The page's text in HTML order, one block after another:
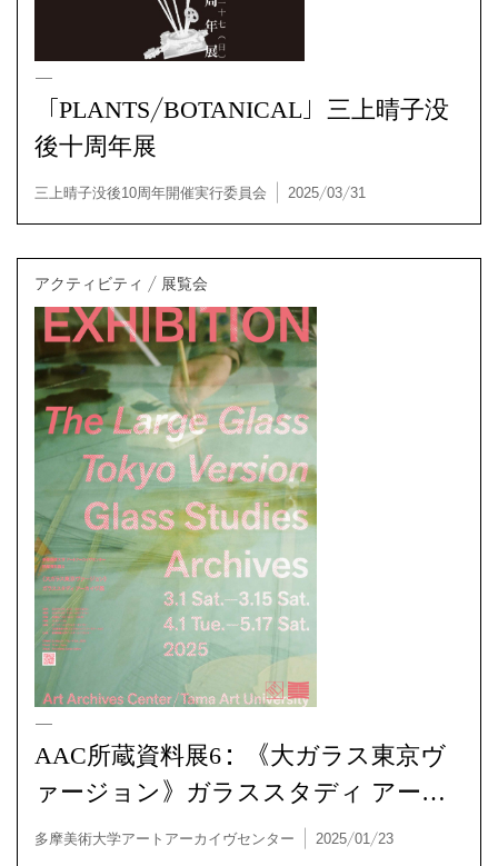
多摩美術大学アートアーカイヴセンター | 2025/04/07
「PLANTS/BOTANICAL」三上晴子没
後十周年展
アクティビティ / 展覧会
AAC所蔵資料展6：《大ガラス東京ヴ
ァージョン》ガラススタディ アーカ
イヴ展